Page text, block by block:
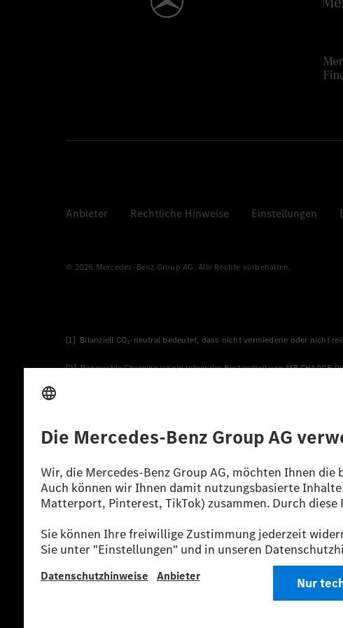
Anbieter Rechtliche Hinweise Einstellungen
© 2026 Mercedes-Benz Group AG. Alle Rechte vorbehalten.
[1] Bilanziell CO₂-neutral bedeutet, dass nicht vermiedene oder nicht
[2] Renewable Charging ist ein integraler Bestandteil von MB.CHARGE
* Die angegebenen Werte wurden nach dem vorgeschriebenen
europäischen Markt. Der Energieverbrauch und der CO₂-Ausstoß
** Der Stromverbrauch wurde auf der Grundlage der VO 692/2008/EG
*** Angaben zum Stromverbrauch und zur Reichweite sind vorläufig
möglich.